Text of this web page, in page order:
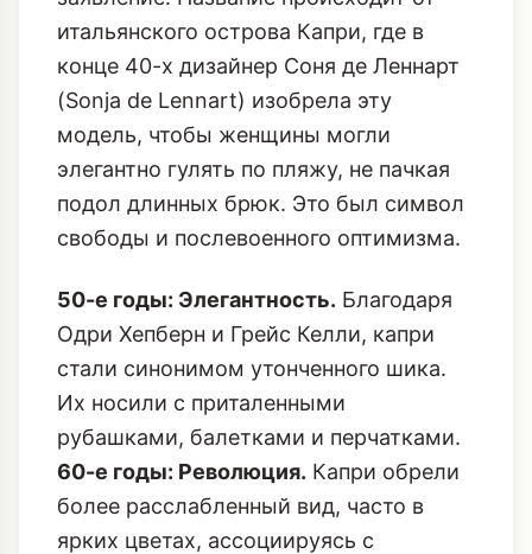
итальянского острова Капри, где в
конце 40-х дизайнер Соня де Леннарт
(Sonja de Lennart) изобрела эту
модель, чтобы женщины могли
элегантно гулять по пляжу, не пачкая
подол длинных брюк. Это был символ
свободы и послевоенного оптимизма.
50-е годы: Элегантность. Благодаря
Одри Хепберн и Грейс Келли, капри
стали синонимом утонченного шика.
Их носили с приталенными
рубашками, балетками и перчатками.
60-е годы: Революция. Капри обрели
более расслабленный вид, часто в
ярких цветах, ассоциируясь с